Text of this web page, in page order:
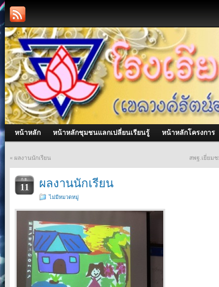
หน้าหลัก หน้าหลักชุมชนแลกเปลี่ยนเรียนรู้ หน้าหลักโครงการ
« ผลงานนักเรียน สพฐ.เยี่ยมช
ก.ย.
11 ผลงานนักเรียน
ไม่มีหมวดหมู่